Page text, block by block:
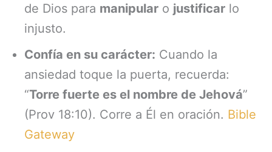
de Dios para manipular o justificar lo
injusto.
Confía en su carácter: Cuando la
ansiedad toque la puerta, recuerda:
“Torre fuerte es el nombre de Jehová”
(Prov 18:10). Corre a Él en oración. Bible
Gateway